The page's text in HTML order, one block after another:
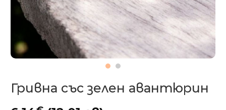
Гривна със зелен авантюрин